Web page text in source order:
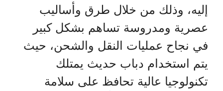
إليه، وذلك من خلال طرق وأساليب
عصرية ومدروسة تساهم بشكل كبير
في نجاح عمليات النقل والشحن، حيث
يتم استخدام دباب حديث يمتلك
تكنولوجيا عالية تحافظ على سلامة